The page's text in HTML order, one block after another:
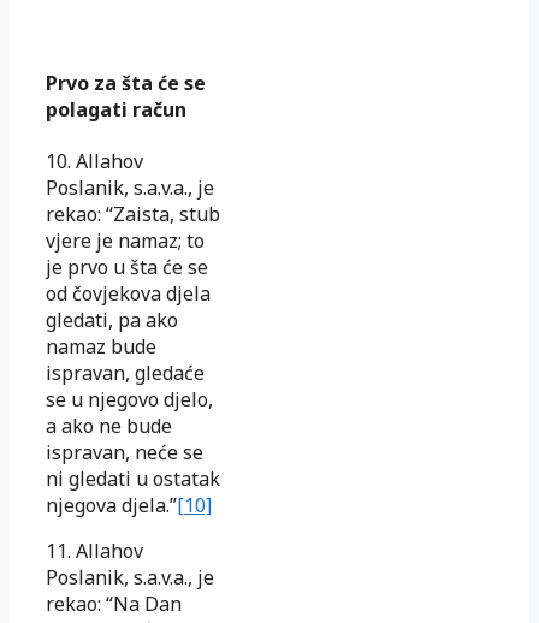
Prvo za šta će se
polagati račun
10. Allahov
Poslanik, s.a.v.a., je
rekao: “Zaista, stub
vjere je namaz; to
je prvo u šta će se
od čovjekova djela
gledati, pa ako
namaz bude
ispravan, gledaće
se u njegovo djelo,
a ako ne bude
ispravan, neće se
ni gledati u ostatak
njegova djela.”[10]
11. Allahov
Poslanik, s.a.v.a., je
rekao: “Na Dan